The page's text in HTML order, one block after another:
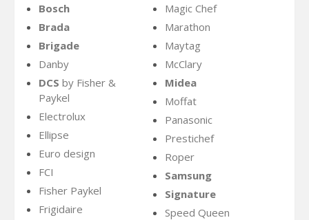
Bosch
Brada
Brigade
Danby
DCS by Fisher &
Paykel
Electrolux
Ellipse
Euro design
FCI
Fisher Paykel
Frigidaire
Magic Chef
Marathon
Maytag
McClary
Midea
Moffat
Panasonic
Prestichef
Roper
Samsung
Signature
Speed Queen